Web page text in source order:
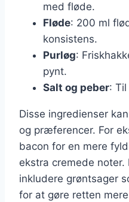
med fløde.
Fløde: 200 ml
konsistens.
Purløg:
pynt.
Salt og peber:
Disse ingredienser
og præferencer. For
bacon for en mere
ekstra cremede
inkludere grøntsager
for at gøre retten